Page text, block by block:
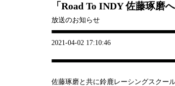
「Road To INDY 佐藤琢磨
放送のお知らせ
2021-04-02 17:10:46
佐藤琢磨と共に鈴鹿レーシングスクー